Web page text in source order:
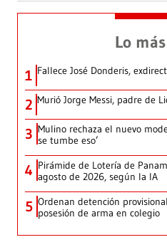
Lo
1 Fallece José Donderis,
2 Murió Jorge Messi, padre de
3 Mulino rechaza el nuevo
se tumbe eso’
4 Pirámide de Lotería de
agosto de 2026, según la IA
5 Ordenan detención
posesión de arma en colegio